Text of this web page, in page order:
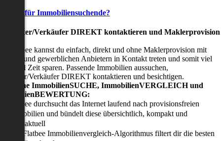
für Immobiliensuchende?
Verkäufer DIREKT kontaktieren und Maklerprovision
Flatbee kannst du einfach, direkt und ohne Maklerprovision mit
und gewerblichen Anbietern in Kontakt treten und somit viel
und Zeit sparen. Passende Immobilien aussuchen,
Verkäufer DIREKT kontaktieren und besichtigen.
in-one ImmobilienSUCHE, ImmobilienVERGLEICH und
Flatbee durchsucht das Internet laufend nach provisionsfreien
Immobilien und bündelt diese übersichtlich, kompakt und
tagesaktuell
Der Flatbee Immobilienvergleich-Algorithmus filtert dir die besten